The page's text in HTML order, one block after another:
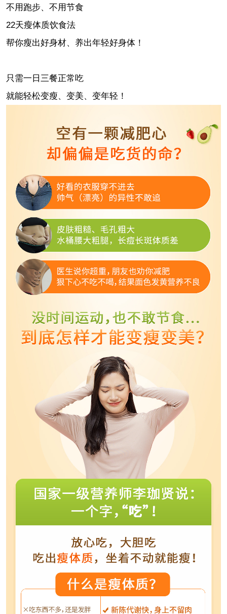
不用跑步、不用节食
22天瘦体质饮食法
帮你瘦出好身材、养出年轻好身体！
只需一日三餐正常吃
就能轻松变瘦、变美、变年轻！